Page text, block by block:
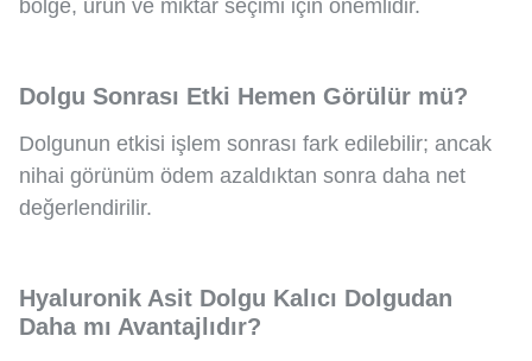
bölge, ürün ve miktar seçimi için önemlidir.
Dolgu Sonrası Etki Hemen Görülür mü?
Dolgunun etkisi işlem sonrası fark edilebilir; ancak
nihai görünüm ödem azaldıktan sonra daha net
değerlendirilir.
Hyaluronik Asit Dolgu Kalıcı Dolgudan
Daha mı Avantajlıdır?